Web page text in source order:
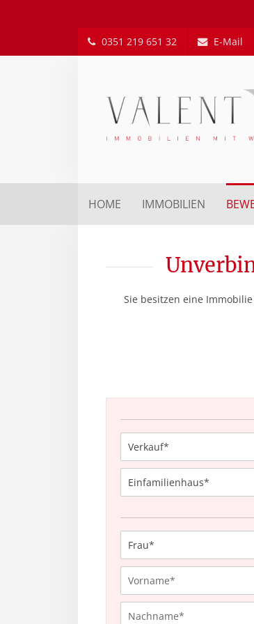
0351 219 651 32 E-Mail
HOME IMMOBILIEN
Sie besitzen eine